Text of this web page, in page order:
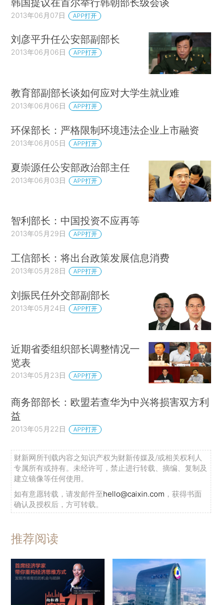
2013年06月07日 APP打开
刘彦平升任公安部副部长
2013年06月06日 APP打开
教育部副部长谈如何应对大学生就业难
2013年06月06日 APP打开
环保部长：严格限制环境违法企业上市融资
2013年06月05日 APP打开
夏崇源任公安部政治部主任
2013年06月03日 APP打开
智利部长：中国投资不应再等
2013年05月29日 APP打开
工信部长：将出台政策发展信息消费
2013年05月28日 APP打开
刘振民任外交部副部长
2013年05月24日 APP打开
近期省委组织部长调整情况一
览表
2013年05月23日 APP打开
商务部部长：欧盟若查华为中兴将损害双方利
益
2013年05月22日 APP打开
财新网所刊载内容之知识产权为财新传媒及/或相关权利人
专属所有或持有。未经许可，禁止进行转载、摘编、复制及
建立镜像等任何使用。
如有意愿转载，请发邮件至hello@caixin.com ，获得书面
确认及授权后，方可转载。
推荐阅读